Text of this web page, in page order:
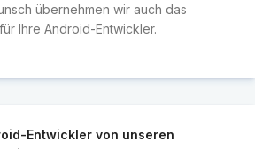
übernehmen wir auch das
Ihre Android-Entwickler.
Entwickler von unseren